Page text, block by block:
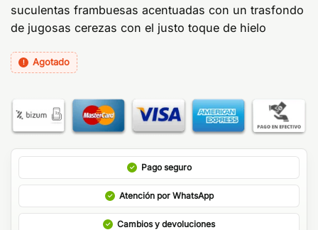
suculentas frambuesas acentuadas con un trasfondo
de jugosas cerezas con el justo toque de hielo
Agotado
Pago seguro
Atención por WhatsApp
Cambios y devoluciones